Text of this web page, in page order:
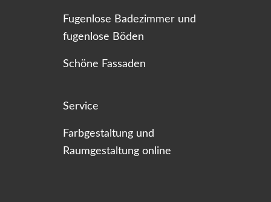
Fugenlose Badezimmer und
fugenlose Böden
Schöne Fassaden
Service
Farbgestaltung und
Raumgestaltung online